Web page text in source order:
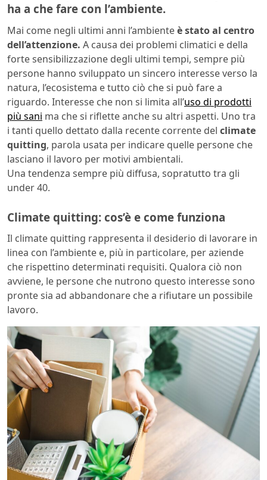
ha a che fare con l’ambiente.
Mai come negli ultimi anni l’ambienteè stato al centro
dell’attenzione. A causa dei problemi climatici e della
forte sensibilizzazione degli ultimi tempi, sempre più
persone hanno sviluppato un sincero interesse verso la
natura, l’ecosistema e tutto ciò che si può fare a
riguardo. Interesse che non si limita all’uso di prodotti
più sani ma che si riflette anche su altri aspetti. Uno tra
i tanti quello dettato dalla recente corrente del climate
quitting, parola usata per indicare quelle persone che
lasciano il lavoro per motivi ambientali.
Una tendenza sempre più diffusa, sopratutto tra gli
under 40.
Climate quitting: cos’è e come funziona
Il climate quitting rappresenta il desiderio di lavorare in
linea con l’ambiente e, più in particolare, per aziende
che rispettino determinati requisiti. Qualora ciò non
avviene, le persone che nutrono questo interesse sono
pronte sia ad abbandonare che a rifiutare un possibile
lavoro.